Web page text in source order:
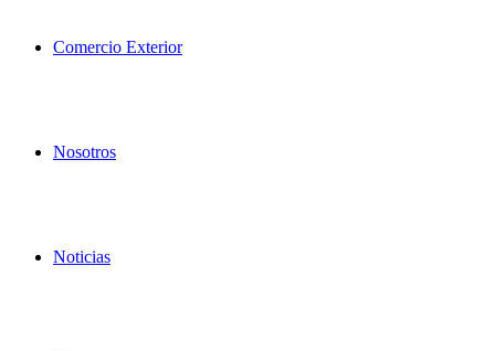
Comercio Exterior
Nosotros
Noticias